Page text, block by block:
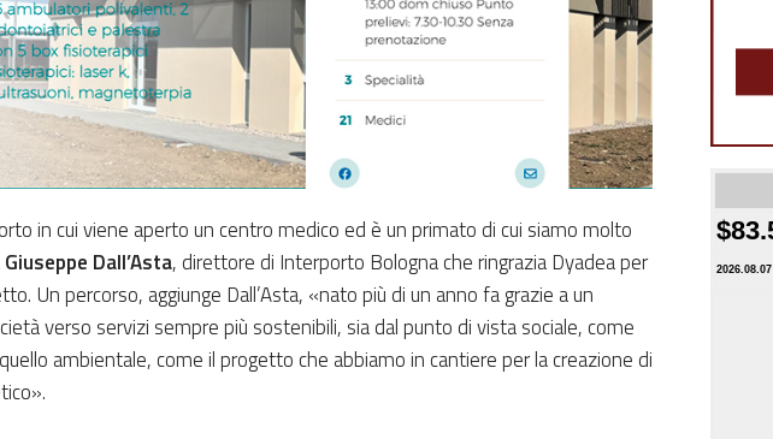
in cui viene aperto un centro medico ed è un primato di cui siamo molto
Giuseppe Dall’Asta, direttore di Interporto Bologna che ringrazia Dyadea per
Un percorso, aggiunge Dall’Asta, «nato più di un anno fa grazie a un
verso servizi sempre più sostenibili, sia dal punto di vista sociale, come
ambientale, come il progetto che abbiamo in cantiere per la creazione di
2026.08.07